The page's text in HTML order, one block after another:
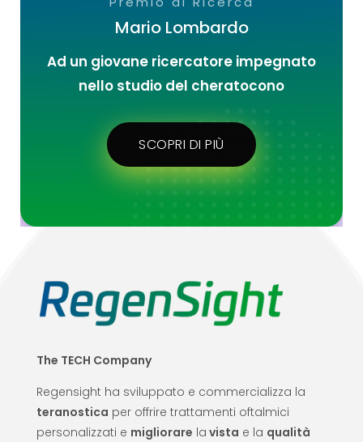
Mario Lombardo
Ad un giovane ricercatore impegnato
nello studio del cheratocono
SCOPRI DI PIÙ
The TECH Company
Regensight ha sviluppato e commercializza la
teranostica per offrire trattamenti oftalmici
personalizzati e migliorare la vista e la qualità